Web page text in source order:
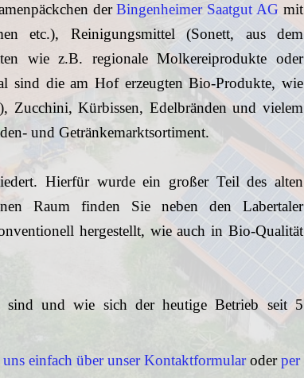
der Bingenheimer Saatgut AG mit
etc.), Reinigungsmittel (Sonett, aus dem
wie z.B. regionale Molkereiprodukte oder
sind die am Hof erzeugten Bio-Produkte, wie
Zucchini, Kürbissen, Edelbränden und vielem
und Getränkemarktsortiment.
Hierfür wurde ein großer Teil des alten
Raum finden Sie neben den Labertaler
hergestellt, wie auch in Bio-Qualität
und wie sich der heutige Betrieb seit 5
uns einfach über unser Kontaktformularoderper